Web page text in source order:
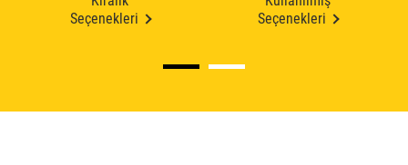
Seçenekleri
Seçenekleri